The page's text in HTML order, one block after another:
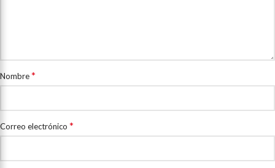
Nombre*
Correo electrónico *